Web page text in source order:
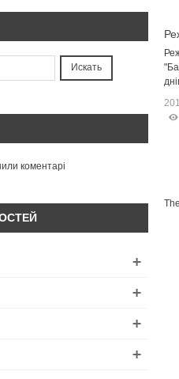
Искать
коментарі